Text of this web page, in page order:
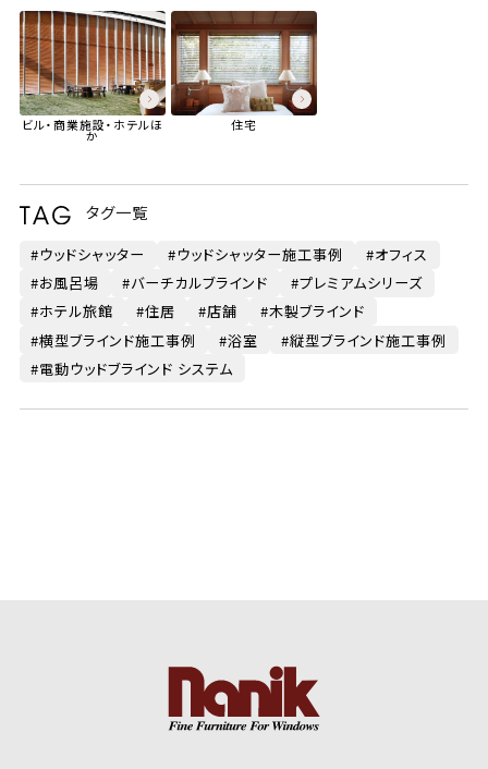
ビル・商業施設・ホテルほ
か
住宅
タグ一覧
ウッドシャッター ウッドシャッター施工事例
オフィス
お風呂場
バーチカルブラインド
プレミアムシリーズ
ホテル旅館
住居 店舗
木製ブラインド
横型ブラインド施工事例
浴室
縦型ブラインド施工事例
電動ウッドブラインド システム